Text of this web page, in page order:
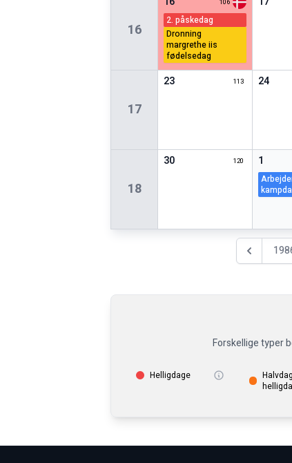
16
106
2. påskedag
dronning
margrethe iis
fødelsedag
17
23 113 24
18
30 120 1
arbejdernes
Föregående
Forskellige typer
Helligdage
Halvdag